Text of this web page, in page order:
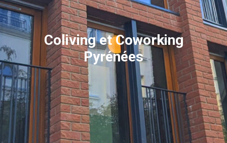
Coliving et Coworking
Pyrénées